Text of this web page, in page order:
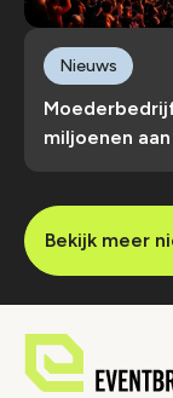
miljoenen
Nieuws
Bekijk meer